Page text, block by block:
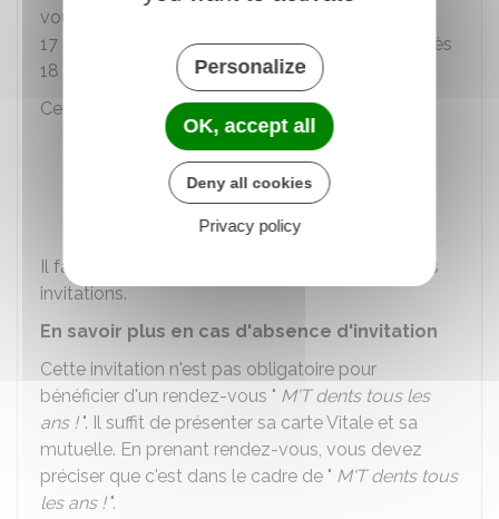
vous gratuit est adressée aux parents jusqu'aux
17 ans de l'enfant, puis directement aux jeunes dès
18 ans.
Cette invitation est envoyée :
Par courrier aux 3 ans, 6 ans, 12 ans et 18
ans de l'enfant
Par mail à tous les autres âges.
Il faut ouvrir son compte
pour recevoir ces
invitations.
En savoir plus en cas d'absence d'invitation
Cette invitation n'est pas obligatoire pour
bénéficier d'un rendez-vous " M'T dents tous les
ans !". Il suffit de présenter sa carte Vitale et sa
mutuelle. En prenant rendez-vous, vous devez
préciser que c'est dans le cadre de " M'T dents tous
les ans !".
Personalize
OK, accept all
Deny all cookies
Privacy policy